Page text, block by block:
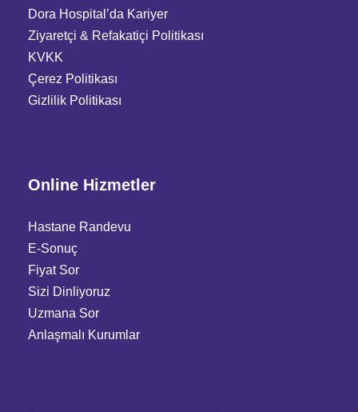
Dora Hospital’da Kariyer
Ziyaretçi & Refakatiçi Politikası
KVKK
Çerez Politikası
Gizlilik Politikası
Online Hizmetler
Hastane Randevu
E-Sonuç
Fiyat Sor
Sizi Dinliyoruz
Uzmana Sor
Anlaşmalı Kurumlar